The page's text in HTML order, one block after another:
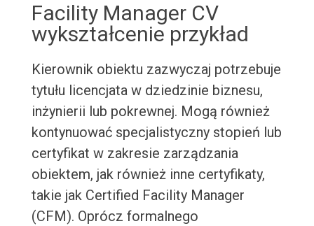
Facility Manager CV
wykształcenie przykład
Kierownik obiektu zazwyczaj potrzebuje
tytułu licencjata w dziedzinie biznesu,
inżynierii lub pokrewnej. Mogą również
kontynuować specjalistyczny stopień lub
certyfikat w zakresie zarządzania
obiektem, jak również inne certyfikaty,
takie jak Certified Facility Manager
(CFM). Oprócz formalnego